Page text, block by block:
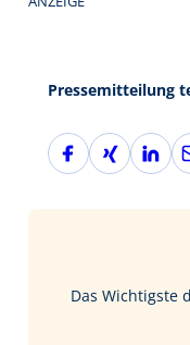
Pressemitteilung
F
a
X
i
L
i
I
E
-
Das Wichtigste